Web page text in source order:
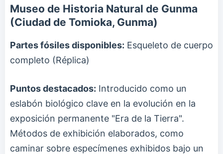
Museo de Historia Natural de Gunma
(Ciudad de Tomioka, Gunma)
Partes fósiles disponibles: Esqueleto de cuerpo
completo (Réplica)
Puntos destacados: Introducido como un
eslabón biológico clave en la evolución en la
exposición permanente "Era de la Tierra".
Métodos de exhibición elaborados, como
caminar sobre especímenes exhibidos bajo un